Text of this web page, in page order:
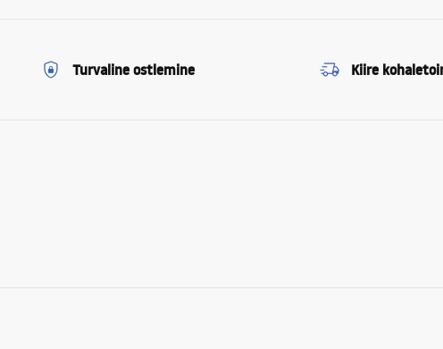
Turvaline ostlemine Kiire